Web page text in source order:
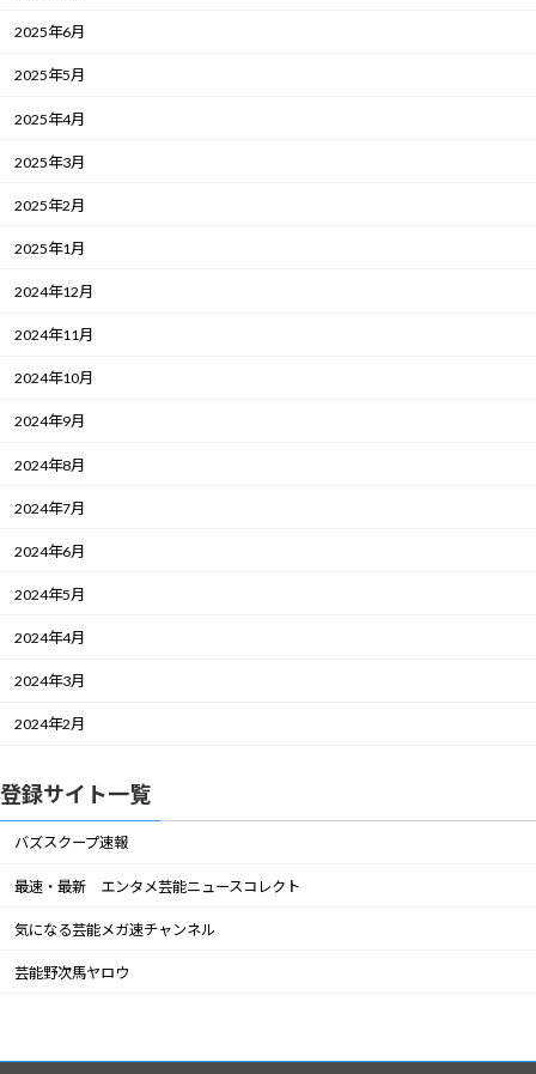
2025年6月
2025年5月
2025年4月
2025年3月
2025年2月
2025年1月
2024年12月
2024年11月
2024年10月
2024年9月
2024年8月
2024年7月
2024年6月
2024年5月
2024年4月
2024年3月
2024年2月
登録サイト一覧
バズスクープ速報
最速・最新 エンタメ芸能ニュースコレクト
気になる芸能メガ速チャンネル
芸能野次馬ヤロウ